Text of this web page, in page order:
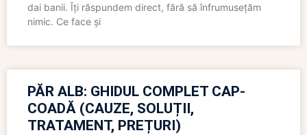
dai banii. Îți răspundem direct, fără să înfrumusețăm
nimic. Ce face și
PĂR ALB: GHIDUL COMPLET CAP-
COADĂ (CAUZE, SOLUȚII,
TRATAMENT, PREȚURI)